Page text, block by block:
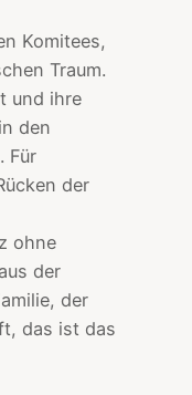
Komitees,
Traum.
und ihre
den
Für
der
ohne
der
der
das ist das